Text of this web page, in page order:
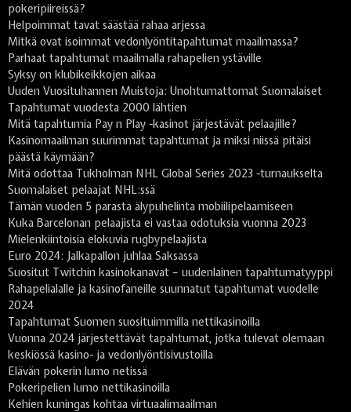
pokeripiireissä?
Helpoimmat tavat säästää rahaa arjessa
Mitkä ovat isoimmat vedonlyöntitapahtumat maailmassa?
Parhaat tapahtumat maailmalla rahapelien ystäville
Syksy on klubikeikkojen aikaa
Uuden Vuosituhannen Muistoja: Unohtumattomat Suomalaiset
Tapahtumat vuodesta 2000 lähtien
Mitä tapahtumia Pay n Play -kasinot järjestävät pelaajille?
Kasinomaailman suurimmat tapahtumat ja miksi niissä pitäisi
päästä käymään?
Mitä odottaa Tukholman NHL Global Series 2023 -turnaukselta
Suomalaiset pelaajat NHL:ssä
Tämän vuoden 5 parasta älypuhelinta mobiilipelaamiseen
Kuka Barcelonan pelaajista ei vastaa odotuksia vuonna 2023
Mielenkiintoisia elokuvia rugbypelaajista
Euro 2024: Jalkapallon juhlaa Saksassa
Suositut Twitchin kasinokanavat – uudenlainen tapahtumatyyppi
Rahapelialalle ja kasinofaneille suunnatut tapahtumat vuodelle
2024
Tapahtumat Suomen suosituimmilla nettikasinoilla
Vuonna 2024 järjestettävät tapahtumat, jotka tulevat olemaan
keskiössä kasino- ja vedonlyöntisivustoilla
Elävän pokerin lumo netissä
Pokeripelien lumo nettikasinoilla
Kehien kuningas kohtaa virtuaalimaailman